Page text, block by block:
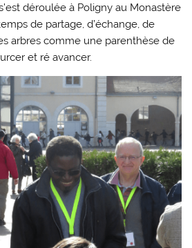
déroulée à Poligny au Monastère
de partage, d’échange, de
arbres comme une parenthèse de
et ré avancer.